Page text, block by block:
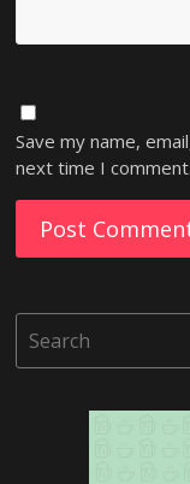
Save my name,
next time I comment.